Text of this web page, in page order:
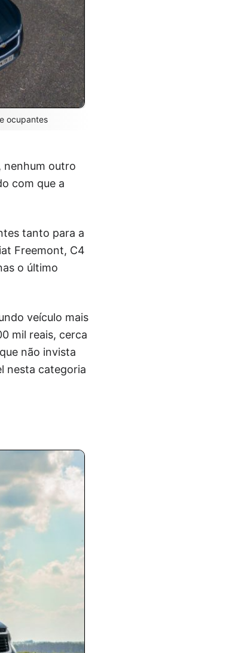
ocupantes
nenhum outro
com que a
tanto para a
Freemont, C4
o último
veículo mais
mil reais, cerca
não invista
nesta categoria